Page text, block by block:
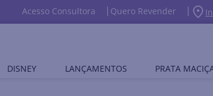
Acesso Consultora Quero Revender
DISNEY LANÇAMENTOS PRATA